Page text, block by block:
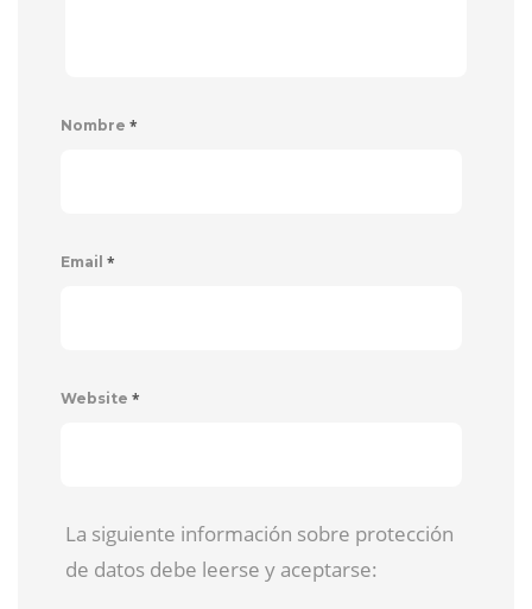
Nombre *
Email *
Website *
La siguiente información sobre protección
de datos debe leerse y aceptarse: